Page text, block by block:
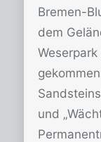
Bremen-
dem
und